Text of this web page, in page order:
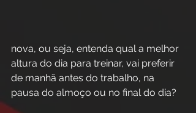
nova, ou seja, entenda qual a melhor
altura do dia para treinar, vai preferir
de manhã antes do trabalho, na
pausa do almoço ou no final do dia?